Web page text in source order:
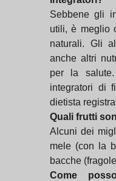
Sebbene gli
utili, è meglio
naturali. Gli
anche altri
per la
integratori di
dietista
Quali frutti
Alcuni dei
mele (con la
bacche
Come